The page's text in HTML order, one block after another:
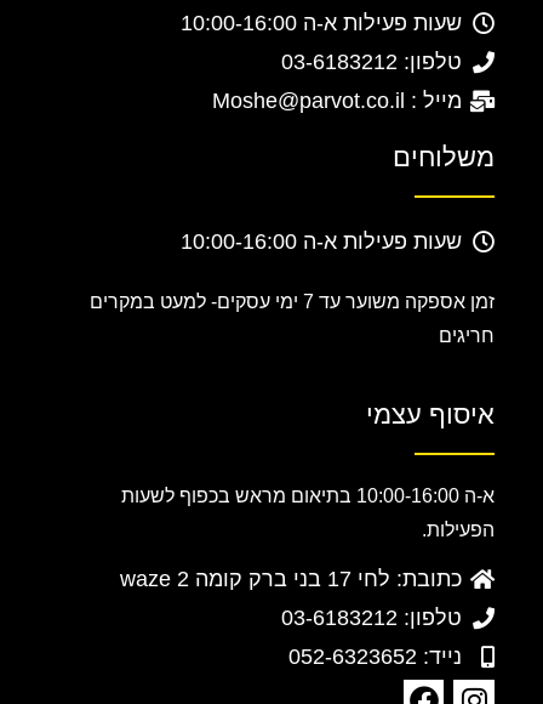
שעות פעילות א-ה 10:00-16:00
טלפון: 03-6183212
מייל : Moshe@parvot.co.il
משלוחים
שעות פעילות א-ה 10:00-16:00
זמן אספקה משוער עד 7 ימי עסקים-
למעט במקרים
חריגים
איסוף עצמי
א-ה 10:00-16:00 בתיאום מראש בכפוף לשעות
הפעילות.
כתובת: לחי 17 בני ברק קומה 2 waze
טלפון: 03-6183212
נייד: 052-6323652